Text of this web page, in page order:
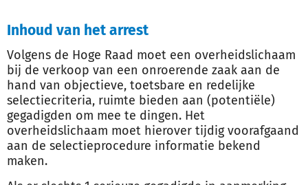
Inhoud van het arrest
Volgens de Hoge Raad moet een overheidslichaam
bij de verkoop van een onroerende zaak aan de
hand van objectieve, toetsbare en redelijke
selectiecriteria, ruimte bieden aan (potentiële)
gegadigden om mee te dingen. Het
overheidslichaam moet hierover tijdig voorafgaand
aan de selectieprocedure informatie bekend
maken.